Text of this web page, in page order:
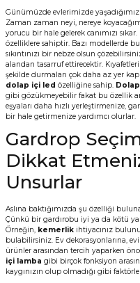
Günümüzde evlerimizde
Zaman zaman neyi, nereye
yorucu bir hale gelerek canımızı
özelliklere sahiptir. Bazı modellerde
sıkıntınızı bir nebze olsun
alandan tasarruf ettirecektir.
şekilde durmaları çok daha az yer
dolap içi led özelliğine sahip.
gibi gözükmeyebilir fakat bu özellik
eşyaları daha hızlı yerleştirmenize,
bir hale getirmenize yardımcı olurlar.
Gardrop
Dikkat
Unsurlar
Aslına baktığımızda şu özelliği
Çünkü bir gardırobu iyi ya da kötü
Örneğin, kemerlik ihtiyacınız
bulabilirsiniz. Ev dekorasyonlarına,
ürünler arasından tercih yaparken
içi lamba gibi birçok fonksiyon
kaygınızın olup olmadığı gibi